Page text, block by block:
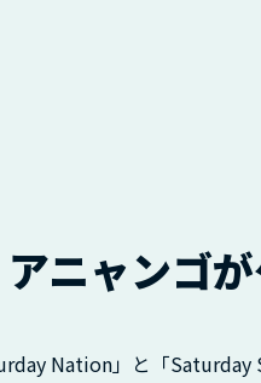
ニャンゴが
Nation」と「